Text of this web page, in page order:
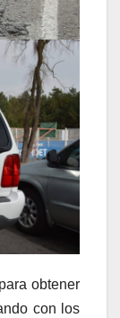
obtener
con los